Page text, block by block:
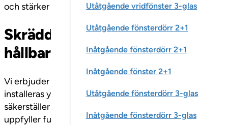
Utåtgående vridfönster 3-glas
Utåtgående fönsterdörr 2+1
Inåtgående fönsterdörr 2+1
Inåtgående fönster 2+1
Utåtgående fönsterdörr 3-glas
Inåtgående fönsterdörr 3-glas
och stärker både siktlinjer och akustik.
Skräddarsydd konstruktion med
hållbarhet
Vi erbjuder flera olika ytskikt och materialval, som
installeras ytskikten på plats för att garantera bästa
säkerställer hög precision och kvalitet, och monteras
uppfyller funktionella krav, utan också lyfter rummets